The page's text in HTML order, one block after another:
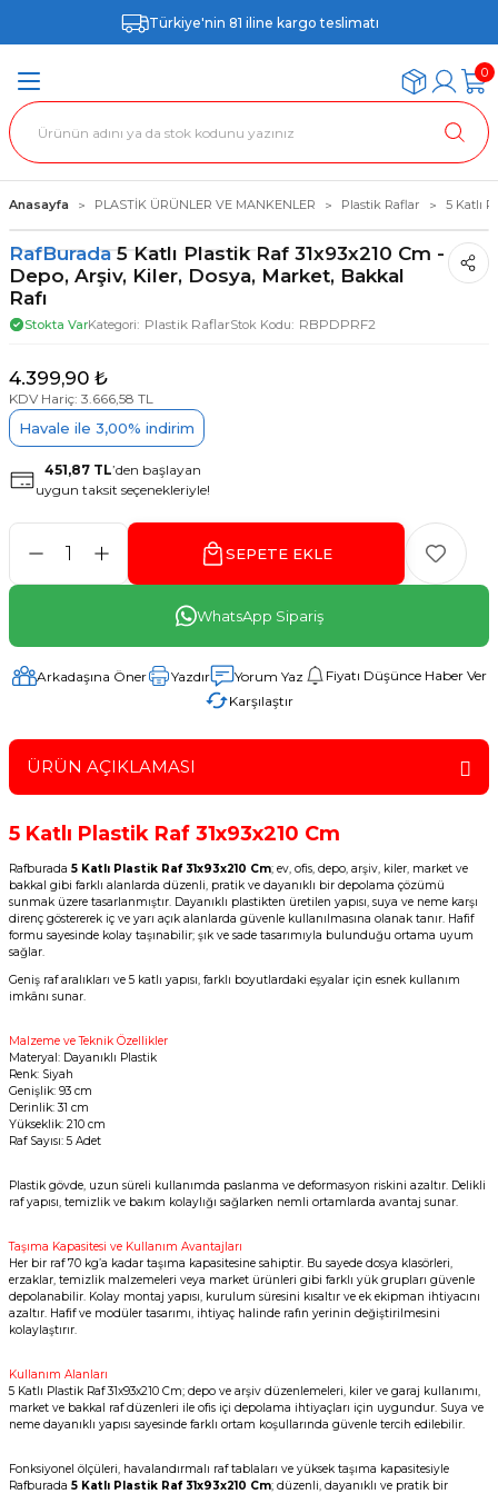
Türkiye'nin 81 iline kargo teslimatı
0
Anasayfa PLASTİK ÜRÜNLER VE MANKENLER Plastik Raflar 5 Katlı
RafBurada5 Katlı Plastik Raf 31x93x210 Cm -
Depo, Arşiv, Kiler, Dosya, Market, Bakkal
Rafı
Stokta VarKategori Plastik RaflarStok Kodu RBPDPRF2
4.399,90 ₺
KDV Hariç: 3.666,58 TL
Havale ile 3,00% indirim
451,87 TL’den başlayan
uygun taksit seçenekleriyle!
SEPETE EKLE
WhatsApp Sipariş
Arkadaşına Öner Yazdır Yorum Yaz
Fiyatı Düşünce Haber Ver
Karşılaştır
ÜRÜN AÇIKLAMASI
5 Katlı Plastik Raf 31x93x210 Cm
Rafburada 5 Katlı Plastik Raf 31x93x210 Cm; ev, ofis, depo, arşiv, kiler, market ve
bakkal gibi farklı alanlarda düzenli, pratik ve dayanıklı bir depolama çözümü
sunmak üzere tasarlanmıştır. Dayanıklı plastikten üretilen yapısı, suya ve neme karşı
direnç göstererek iç ve yarı açık alanlarda güvenle kullanılmasına olanak tanır. Hafif
formu sayesinde kolay taşınabilir; şık ve sade tasarımıyla bulunduğu ortama uyum
sağlar.
Geniş raf aralıkları ve 5 katlı yapısı, farklı boyutlardaki eşyalar için esnek kullanım
imkânı sunar.
Malzeme ve Teknik Özellikler
Materyal: Dayanıklı Plastik
Renk: Siyah
Genişlik: 93 cm
Derinlik: 31 cm
Yükseklik: 210 cm
Raf Sayısı: 5 Adet
Plastik gövde, uzun süreli kullanımda paslanma ve deformasyon riskini azaltır. Delikli
raf yapısı, temizlik ve bakım kolaylığı sağlarken nemli ortamlarda avantaj sunar.
Taşıma Kapasitesi ve Kullanım Avantajları
Her bir raf 70 kg’a kadar taşıma kapasitesine sahiptir. Bu sayede dosya klasörleri,
erzaklar, temizlik malzemeleri veya market ürünleri gibi farklı yük grupları güvenle
depolanabilir. Kolay montaj yapısı, kurulum süresini kısaltır ve ek ekipman ihtiyacını
azaltır. Hafif ve modüler tasarımı, ihtiyaç halinde rafın yerinin değiştirilmesini
kolaylaştırır.
Kullanım Alanları
5 Katlı Plastik Raf 31x93x210 Cm; depo ve arşiv düzenlemeleri, kiler ve garaj kullanımı,
market ve bakkal raf düzenleri ile ofis içi depolama ihtiyaçları için uygundur. Suya ve
neme dayanıklı yapısı sayesinde farklı ortam koşullarında güvenle tercih edilebilir.
Fonksiyonel ölçüleri, havalandırmalı raf tablaları ve yüksek taşıma kapasitesiyle
Rafburada 5 Katlı Plastik Raf 31x93x210 Cm; düzenli, dayanıklı ve pratik bir